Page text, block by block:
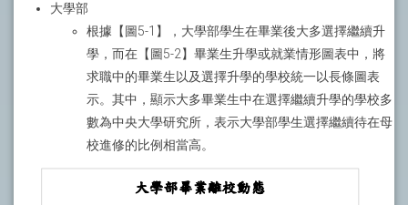
大學部
根據【圖5-1】，大學部學生在畢業後大多選擇繼續升
學，而在【圖5-2】畢業生升學或就業情形圖表中，將
求職中的畢業生以及選擇升學的學校統一以長條圖表
示。其中，顯示大多畢業生中在選擇繼續升學的學校多
數為中央大學研究所，表示大學部學生選擇繼續待在母
校進修的比例相當高。